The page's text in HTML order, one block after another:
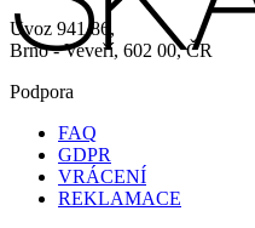
Úvoz 941/86,
Brno - Veveří, 602 00, ČR
Podpora
FAQ
GDPR
VRÁCENÍ
REKLAMACE